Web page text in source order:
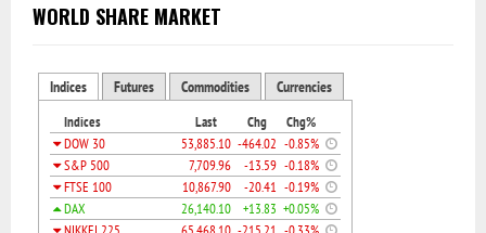
WORLD SHARE MARKET